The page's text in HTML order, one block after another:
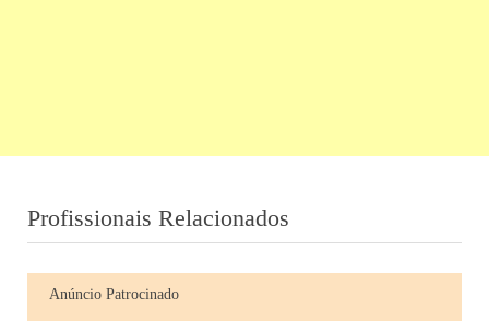
Profissionais Relacionados
Anúncio Patrocinado